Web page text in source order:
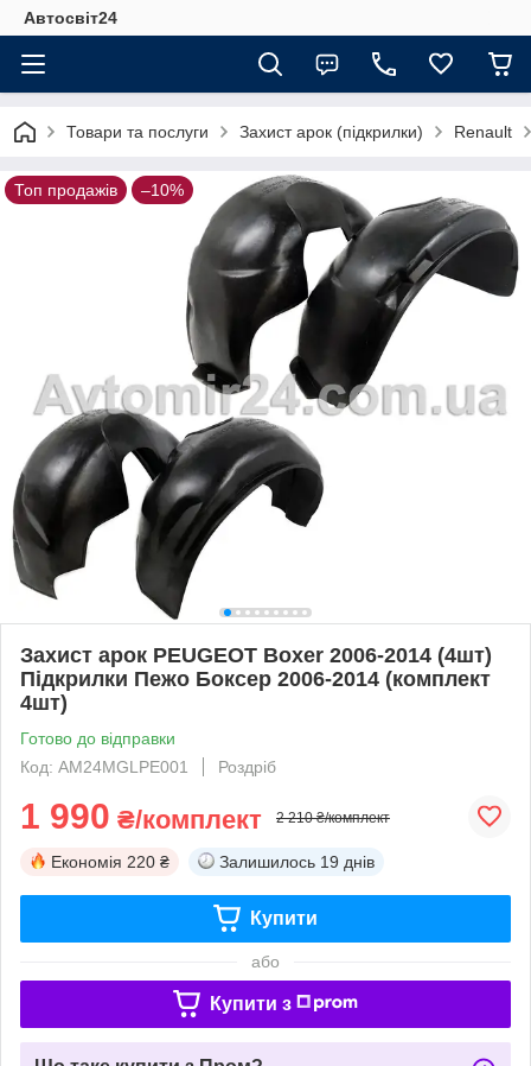
Автосвіт24
Товари та послуги Захист арок (підкрилки) Renault
Топ продажів –10%
Захист арок PEUGEOT Boxer 2006-2014 (4шт)
Підкрилки Пежо Боксер 2006-2014 (комплект
4шт)
Готово до відправки
Код: AM24MGLPE001
Роздріб
1 990 ₴/комплект 2 210 ₴/комплект
Економія 220 ₴ Залишилось 19 днів
Купити
або
Купити з